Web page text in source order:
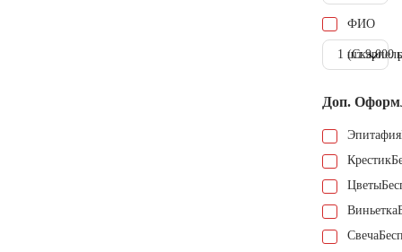
ФИО
1 шт.9.000
Доп.
Эпитафия
Крестик
Цветы
Виньетка
Свеча